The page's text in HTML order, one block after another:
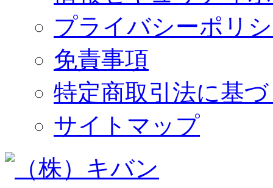
プライバシーポリ
免責事項
特定商取引法に基
サイトマップ